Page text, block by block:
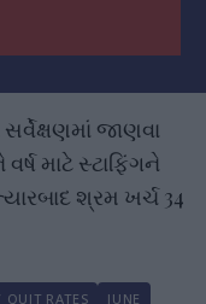
જાણવા
માટે સ્ટાફિંગને
શ્રમ ખર્ચ 34
QUIT RATES
JUNE